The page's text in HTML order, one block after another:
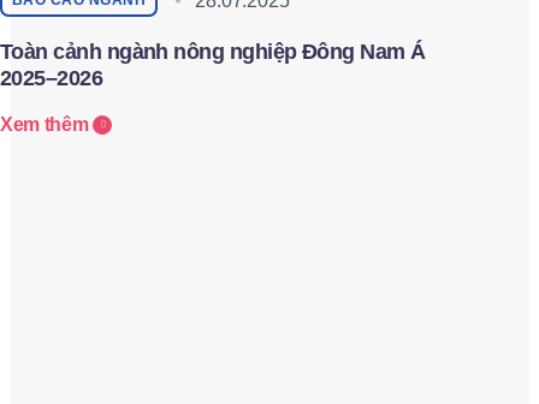
Toàn cảnh ngành nông nghiệp Đông Nam Á
2025–2026
Xem thêm